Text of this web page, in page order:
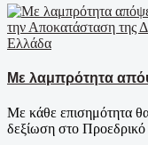
Ελλάδα
Με λαμπρότητα
Με κάθε επισημότητα
δεξίωση στο